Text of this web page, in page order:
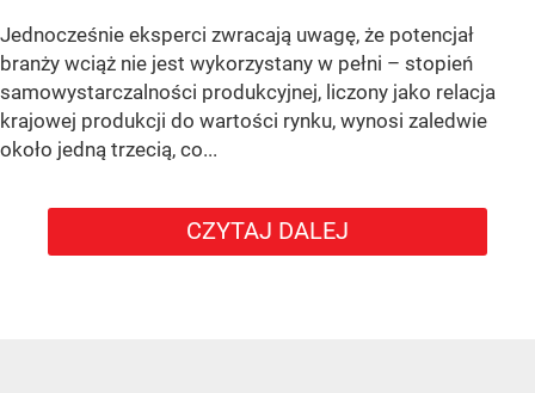
Jednocześnie eksperci zwracają uwagę, że potencjał
branży wciąż nie jest wykorzystany w pełni – stopień
samowystarczalności produkcyjnej, liczony jako relacja
krajowej produkcji do wartości rynku, wynosi zaledwie
około jedną trzecią, co...
CZYTAJ DALEJ